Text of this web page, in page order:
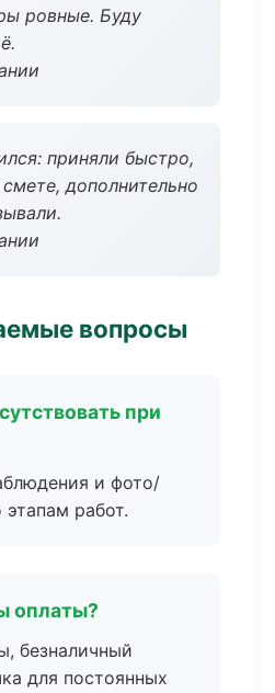
ровные. Буду
приняли быстро,
дополнительно
вопросы
при
и фото/
работ.
оплаты?
безналичный
для постоянных